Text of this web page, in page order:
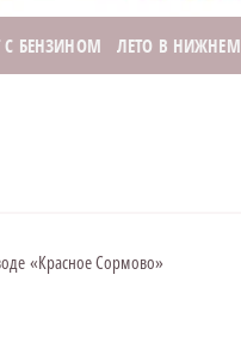
С БЕНЗИНОМ ЛЕТО В НИЖНЕМ
«Красное Сормово»